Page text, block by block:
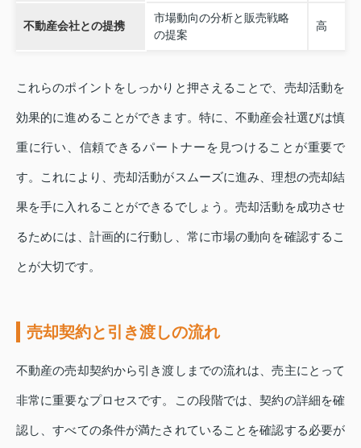
不動産会社との提携
市場動向の分析と販売戦略
の提案
高
これらのポイントをしっかりと押さえることで、売却活動を
効果的に進めることができます。特に、不動産会社選びは慎
重に行い、信頼できるパートナーを見つけることが重要で
す。これにより、売却活動がスムーズに進み、理想の売却結
果を手に入れることができるでしょう。売却活動を成功させ
るためには、計画的に行動し、常に市場の動向を確認するこ
とが大切です。
売却契約と引き渡しの流れ
不動産の売却契約から引き渡しまでの流れは、売主にとって
非常に重要なプロセスです。この段階では、契約の詳細を確
認し、すべての条件が満たされていることを確認する必要が